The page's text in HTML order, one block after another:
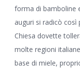
forma di bamboline
auguri si radicò
Chiesa dovette
molte regioni
base di miele,